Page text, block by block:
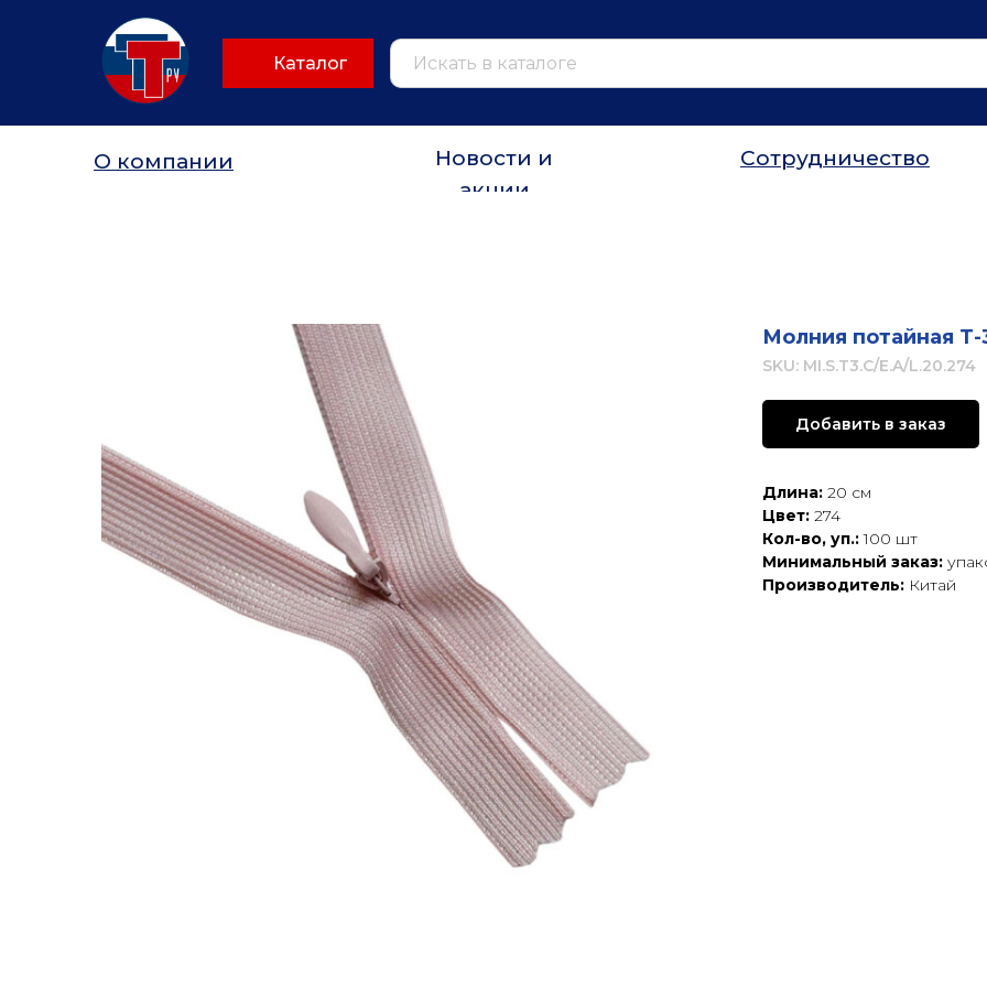
Каталог
О компании
Новости и
акции
Сотрудничество
Молния потайная Т-
SKU: MI.S.T3.C/E.A/L.20.274
Добавить в заказ
Длина: 20 см
Цвет: 274
Кол-во, уп.:100 шт
Минимальный заказ:
Производитель: Китай